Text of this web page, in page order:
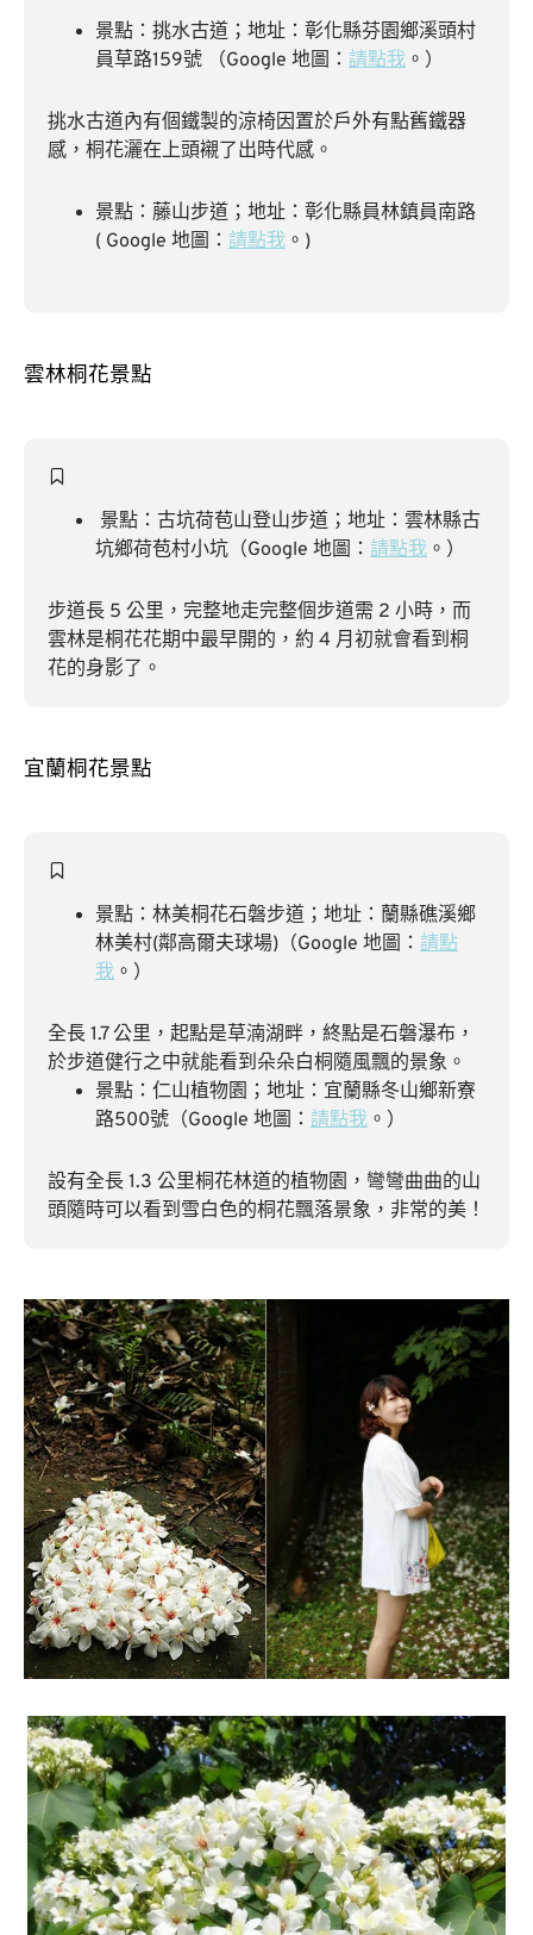
景點：挑水古道；地址：彰化縣芬園鄉溪頭村
員草路159號 （Google 地圖： 請點我 。）
挑水古道內有個鐵製的涼椅因置於戶外有點舊鐵器
感，桐花灑在上頭襯了出時代感。
景點：藤山步道；地址：彰化縣員林鎮員南路
( Google 地圖： 請點我 。)
雲林桐花景點
景點：古坑荷苞山登山步道；地址：雲林縣古
坑鄉荷苞村小坑（Google 地圖： 請點我 。）
步道長 5 公里，完整地走完整個步道需 2 小時，而
雲林是桐花花期中最早開的，約 4 月初就會看到桐
花的身影了。
宜蘭桐花景點
景點：林美桐花石磐步道；地址：蘭縣礁溪鄉
林美村(鄰高爾夫球場)（Google 地圖： 請點
我 。）
全長 1.7 公里，起點是草湳湖畔，終點是石磐瀑布，
於步道健行之中就能看到朵朵白桐隨風飄的景象。
景點：仁山植物園；地址：宜蘭縣冬山鄉新寮
路500號（Google 地圖： 請點我 。）
設有全長 1.3 公里桐花林道的植物園，彎彎曲曲的山
頭隨時可以看到雪白色的桐花飄落景象，非常的美！